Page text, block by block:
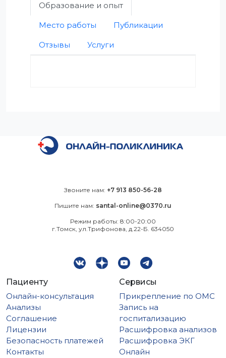
Образование и опыт
Место работы Публикации
Отзывы Услуги
Звоните нам: +7 913 850-56-28
Пишите нам: santal-online@0370.ru
Режим работы: 8:00-20:00
г.Томск, ул.Трифонова, д.22-Б. 634050
Пациенту
Онлайн-консультация
Анализы
Соглашение
Лицензии
Безопасность платежей
Контакты
Сервисы
Прикрепление по ОМС
Запись на
госпитализацию
Расшифровка анализов
Расшифровка ЭКГ
Онлайн